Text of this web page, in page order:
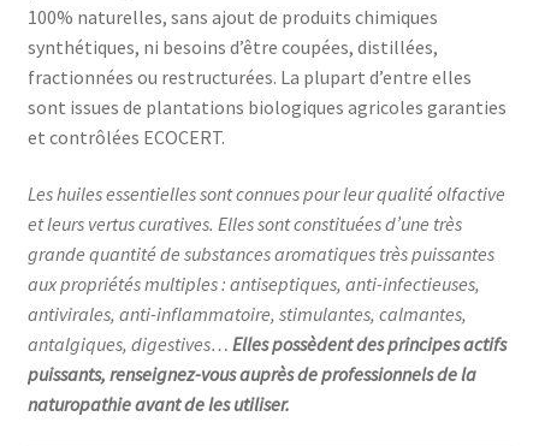
100% naturelles, sans ajout de produits chimiques
synthétiques, ni besoins d’être coupées, distillées,
fractionnées ou restructurées. La plupart d’entre elles
sont issues de plantations biologiques agricoles garanties
et contrôlées ECOCERT.
Les huiles essentielles sont connues pour leur qualité olfactive
et leurs vertus curatives. Elles sont constituées d’une très
grande quantité de substances aromatiques très puissantes
aux propriétés multiples : antiseptiques, anti-infectieuses,
antivirales, anti-inflammatoire, stimulantes, calmantes,
antalgiques, digestives… Elles possèdent des principes actifs
puissants, renseignez-vous auprès de professionnels de la
naturopathie avant de les utiliser.